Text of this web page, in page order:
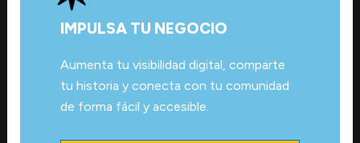
IMPULSA TU NEGOCIO
Aumenta tu visibilidad digital, comparte
tu historia y conecta con tu comunidad
de forma fácil y accesible.